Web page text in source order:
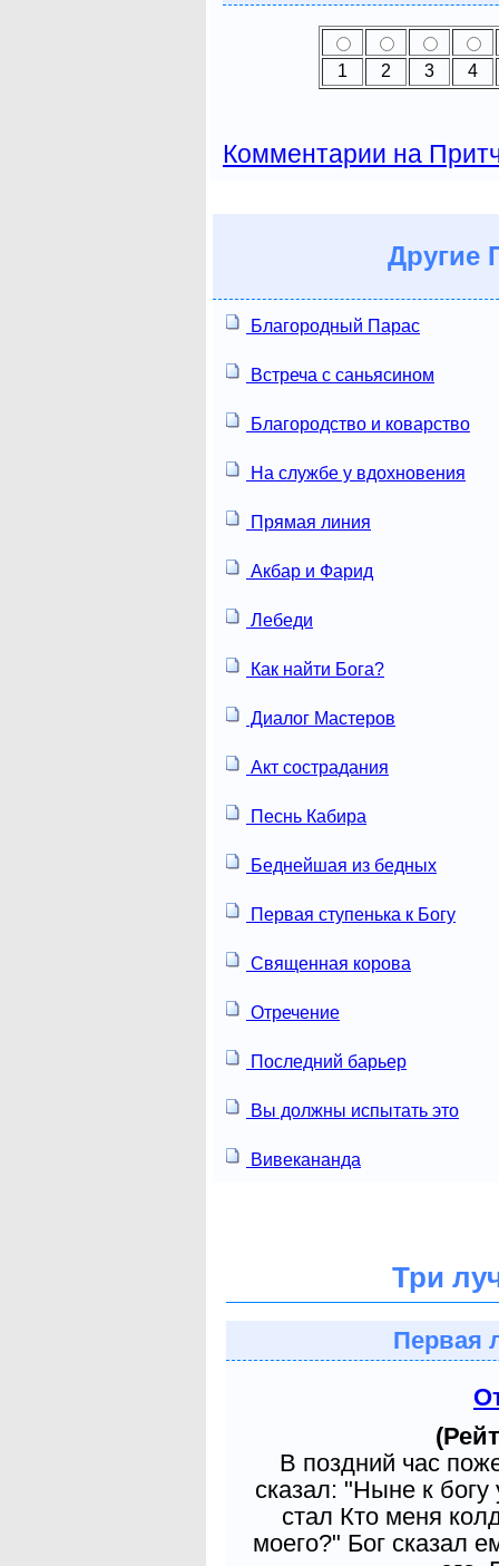
1 2 3 4
Комментарии на
Другие
Благородный Парас
Встреча с саньясином
Благородство и коварство
На службе у вдохновения
Прямая линия
Акбар и Фарид
Лебеди
Как найти Бога?
Диалог Мастеров
Акт сострадания
Песнь Кабира
Беднейшая из бедных
Первая ступенька к Богу
Священная корова
Отречение
Последний барьер
Вы должны испытать это
Вивекананда
Три
Первая
В поздний час
сказал: "Ныне к
стал Кто меня
моего?" Бог сказал